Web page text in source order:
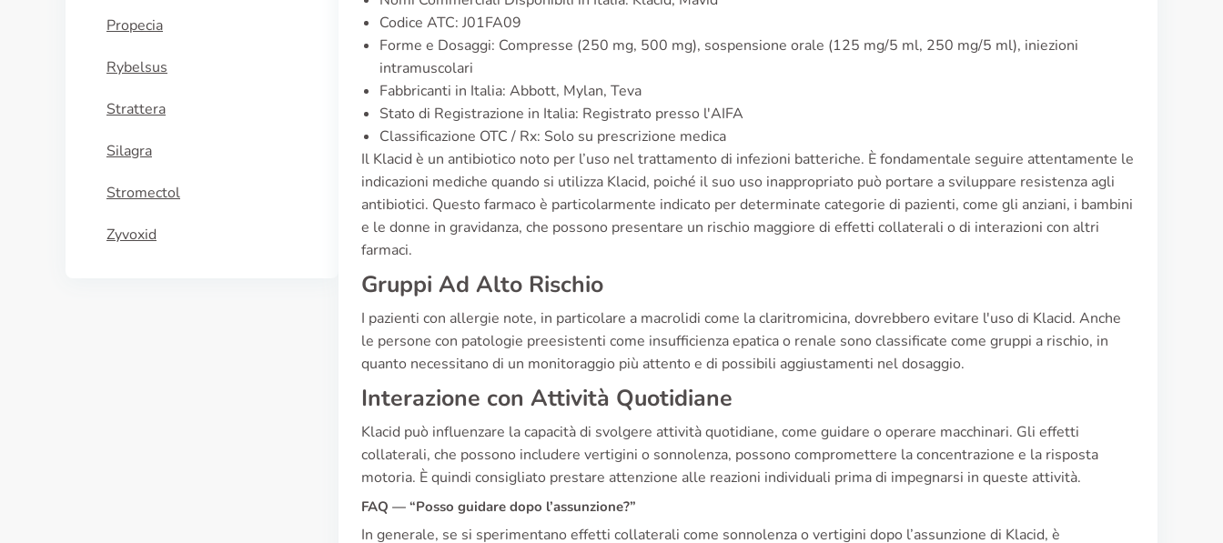
Propecia
Rybelsus
Strattera
Silagra
Stromectol
Zyvoxid
Codice ATC: J01FA09
Forme e Dosaggi: Compresse (250 mg, 500 mg), sospensione orale (125 mg/5 ml, 250 mg/5 ml), iniezioni
intramuscolari
Fabbricanti in Italia: Abbott, Mylan, Teva
Stato di Registrazione in Italia: Registrato presso l'AIFA
Classificazione OTC / Rx: Solo su prescrizione medica
Il Klacid è un antibiotico noto per l’uso nel trattamento di infezioni batteriche. È fondamentale seguire attentamente le
indicazioni mediche quando si utilizza Klacid, poiché il suo uso inappropriato può portare a sviluppare resistenza agli
antibiotici. Questo farmaco è particolarmente indicato per determinate categorie di pazienti, come gli anziani, i bambini
e le donne in gravidanza, che possono presentare un rischio maggiore di effetti collaterali o di interazioni con altri
farmaci.
Gruppi Ad Alto Rischio
I pazienti con allergie note, in particolare a macrolidi come la claritromicina, dovrebbero evitare l'uso di Klacid. Anche
le persone con patologie preesistenti come insufficienza epatica o renale sono classificate come gruppi a rischio, in
quanto necessitano di un monitoraggio più attento e di possibili aggiustamenti nel dosaggio.
Interazione con Attività Quotidiane
Klacid può influenzare la capacità di svolgere attività quotidiane, come guidare o operare macchinari. Gli effetti
collaterali, che possono includere vertigini o sonnolenza, possono compromettere la concentrazione e la risposta
motoria. È quindi consigliato prestare attenzione alle reazioni individuali prima di impegnarsi in queste attività.
FAQ — “Posso guidare dopo l’assunzione?”
In generale, se si sperimentano effetti collaterali come sonnolenza o vertigini dopo l’assunzione di Klacid, è